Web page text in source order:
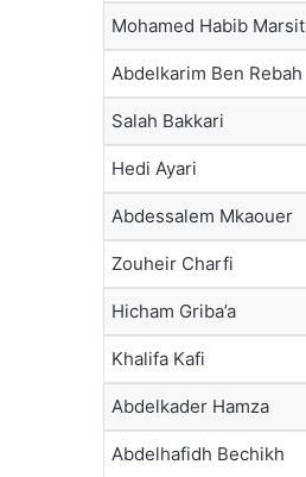
Mohamed Habib Marsit
Abdelkarim Ben Rebah
Salah Bakkari
Hedi Ayari
Abdessalem Mkaouer
Zouheir Charfi
Hicham Griba’a
Khalifa Kafi
Abdelkader Hamza
Abdelhafidh Bechikh